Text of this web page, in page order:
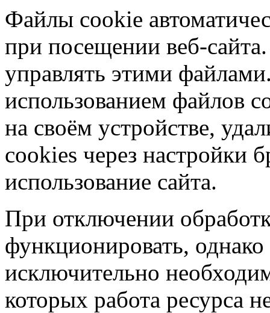
Файлы cookie
при посещении веб-
управлять этими
использованием файлов
на своём устройстве,
cookies через настройки
использование сайта.
При отключении
функционировать, однако
исключительно
которых работа ресурса